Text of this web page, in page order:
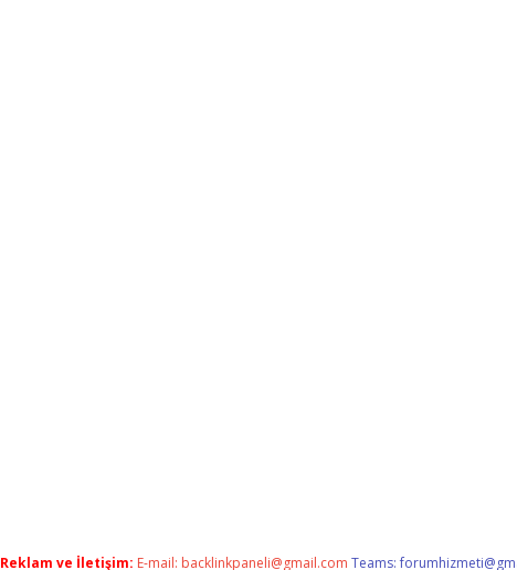
Reklam ve İletişim: E-mail: backlinkpaneli@gmail.com Teams: